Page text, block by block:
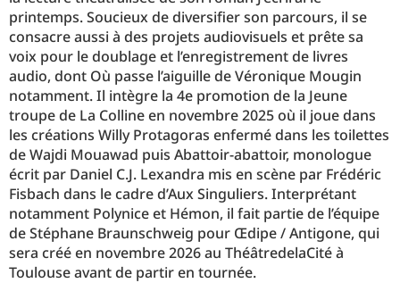
printemps. Soucieux de diversifier son parcours, il se
consacre aussi à des projets audiovisuels et prête sa
voix pour le doublage et l’enregistrement de livres
audio, dont Où passe l’aiguille de Véronique Mougin
notamment. Il intègre la 4e promotion de la Jeune
troupe de La Colline en novembre 2025 où il joue dans
les créations Willy Protagoras enfermé dans les toilettes
de Wajdi Mouawad puis Abattoir-abattoir, monologue
écrit par Daniel C.J. Lexandra mis en scène par Frédéric
Fisbach dans le cadre d’Aux Singuliers. Interprétant
notamment Polynice et Hémon, il fait partie de l’équipe
de Stéphane Braunschweig pour Œdipe / Antigone, qui
sera créé en novembre 2026 au ThéâtredelaCité à
Toulouse avant de partir en tournée.